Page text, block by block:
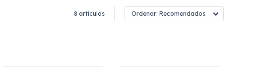
8 artículos Recomendados